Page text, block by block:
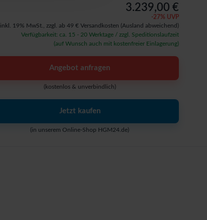
3.239,00 €
-27% UVP
inkl. 19% MwSt., zzgl. ab 49 € Versandkosten (Ausland abweichend)
Verfügbarkeit: ca. 15 - 20 Werktage / zzgl. Speditionslaufzeit
(auf Wunsch auch mit kostenfreier Einlagerung)
Angebot anfragen
(kostenlos & unverbindlich)
Jetzt kaufen
(in unserem Online-Shop HGM24.de)